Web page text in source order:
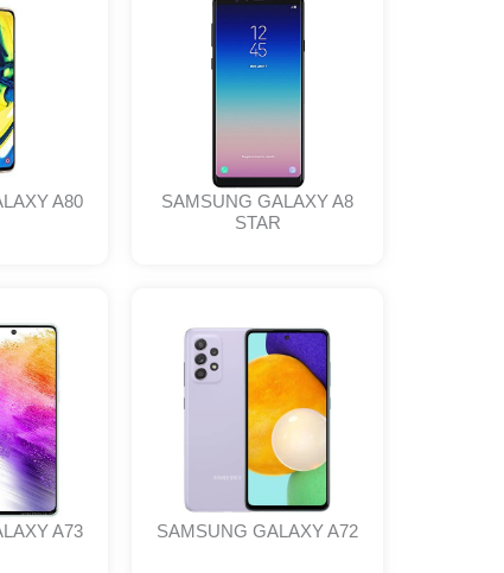
A80
SAMSUNG GALAXY A8
STAR
A73 SAMSUNG GALAXY A72